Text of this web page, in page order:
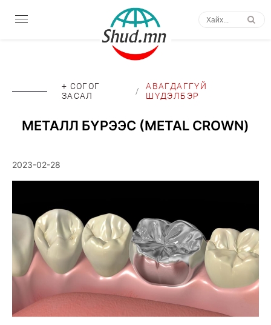
+ СОГОГ
ЗАСАЛ
/
АВАГДАГГҮЙ
ШҮДЭЛБЭР
МЕТАЛЛ БҮРЭЭС (METAL CROWN)
2023-02-28